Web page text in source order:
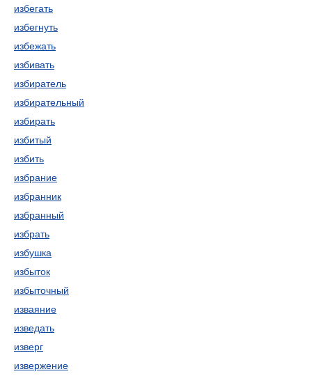
избегать
избегнуть
избежать
избивать
избиратель
избирательный
избирать
избитый
избить
избрание
избранник
избранный
избрать
избушка
избыток
избыточный
изваяние
изведать
изверг
извержение